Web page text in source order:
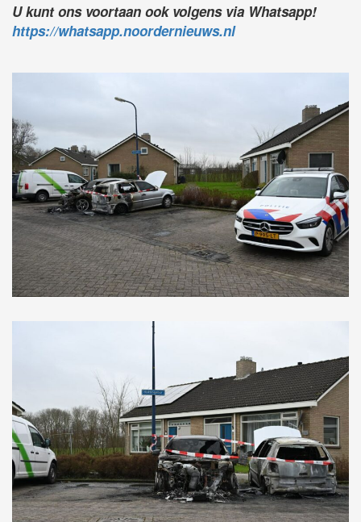
U kunt ons voortaan ook volgens via Whatsapp!
https://whatsapp.noordernieuws.nl